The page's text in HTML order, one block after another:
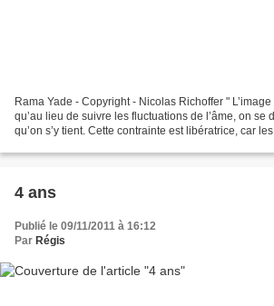
Rama Yade - Copyright - Nicolas Richoffer "
qu’au lieu de suivre les fluctuations de l’âme, on se
qu’on s’y tient. Cette contrainte est libératrice, car
4 ans
Publié le 09/11/2011 à 16:12
Par Régis